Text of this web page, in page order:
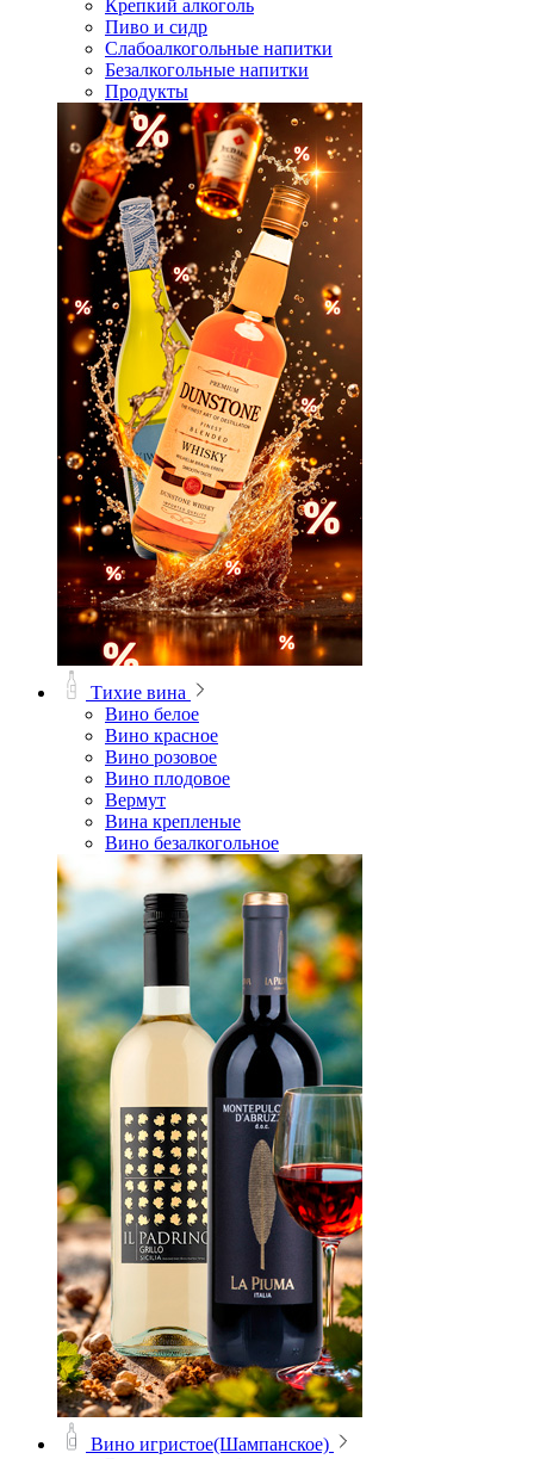
Крепкий алкоголь
Пиво и сидр
Слабоалкогольные напитки
Безалкогольные напитки
Продукты
Тихие вина
Вино белое
Вино красное
Вино розовое
Вино плодовое
Вермут
Вина крепленые
Вино безалкогольное
Вино игристое(Шампанское)